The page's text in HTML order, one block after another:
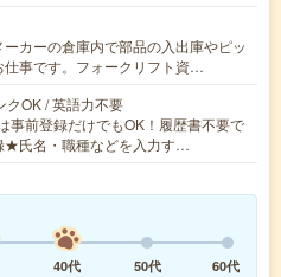
カーの倉庫内で部品の入出庫やピッ
仕事です。フォークリフト資…
クOK / 英語力不要
事前登録だけでもOK！履歴書不要で
★氏名・職種などを入力す…
40代 50代 60代